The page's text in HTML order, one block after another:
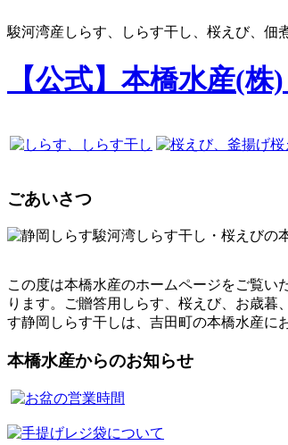
駿河湾産しらす、しらす干し、桜えび、佃
【公式】本橋水産(
ごあいさつ
この度は本橋水産のホームページをご覧
ります。ご贈答用しらす、桜えび、お歳
す静岡しらす干しは、吉田町の本橋水産
本橋水産からのお知らせ